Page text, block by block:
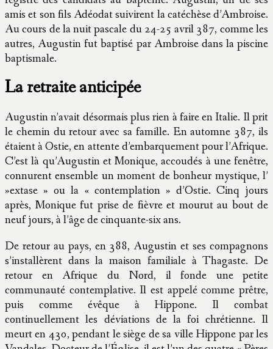
amis et son fils Adéodat suivirent la catéchèse d’Ambroise.
Au cours de la nuit pascale du 24-25 avril 387, comme les
autres, Augustin fut baptisé par Ambroise dans la piscine
baptismale.
La retraite anticipée
Augustin n’avait désormais plus rien à faire en Italie. Il prit
le chemin du retour avec sa famille. En automne 387, ils
étaient à Ostie, en attente d’embarquement pour l’Afrique.
C’est là qu’Augustin et Monique, accoudés à une fenêtre,
connurent ensemble un moment de bonheur mystique, l’
»extase » ou la « contemplation » d’Ostie. Cinq jours
après, Monique fut prise de fièvre et mourut au bout de
neuf jours, à l’âge de cinquante-six ans.
De retour au pays, en 388, Augustin et ses compagnons
s’installèrent dans la maison familiale à Thagaste. De
retour en Afrique du Nord, il fonde une petite
communauté contemplative. Il est appelé comme prêtre,
puis comme évêque à Hippone. Il combat
continuellement les déviations de la foi chrétienne. Il
meurt en 430, pendant le siège de sa ville Hippone par les